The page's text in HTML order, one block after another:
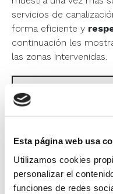
Esta página web usa
Utilizamos cookies
personalizar el
funciones de redes
servicios de
forma eficiente y
continuación les
las zonas intervenidas.
Este contenido
el uso de
debes aceptar